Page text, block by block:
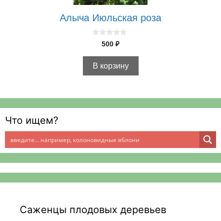
Алыча Июльская роза
500 ₽
В корзину
Что ищем?
Саженцы плодовых деревьев